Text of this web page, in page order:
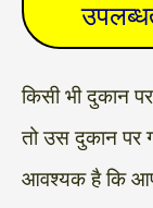
किसी भी दुकान
तो उस दुकान पर
आवश्यक है कि आप